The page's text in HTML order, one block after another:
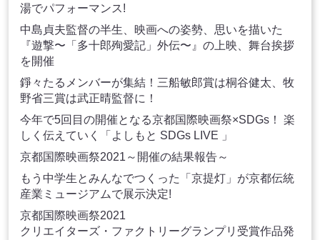
湯でパフォーマンス!
中島貞夫監督の半生、映画への姿勢、思いを描いた
『遊撃〜「多十郎殉愛記」外伝〜』の上映、舞台挨拶
を開催
錚々たるメンバーが集結！三船敏郎賞は桐谷健太、牧
野省三賞は武正晴監督に！
今年で5回目の開催となる京都国際映画祭×SDGs！ 楽
しく伝えていく「よしもと SDGs LIVE 」
京都国際映画祭2021～開催の結果報告～
もう中学生とみんなでつくった「京提灯」が京都伝統
産業ミュージアムで展示決定!
京都国際映画祭2021
クリエイターズ・ファクトリーグランプリ受賞作品発